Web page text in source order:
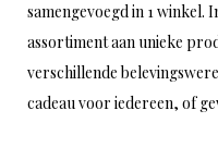
samengevoegd in 1 winkel.
assortiment aan unieke
verschillende
cadeau voor iedereen, of